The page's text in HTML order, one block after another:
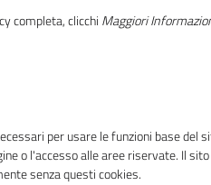
Commercio
completa, clicchi Maggiori
per usare le funzioni base del
o l'accesso alle aree riservate. Il
senza questi cookies.